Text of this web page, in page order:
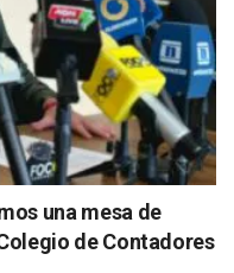
una mesa de
de Contadores